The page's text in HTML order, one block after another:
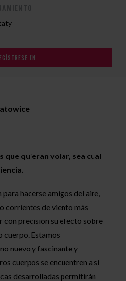
EN
que quieran volar, sea cual
para hacerse amigos del aire,
corrientes de viento más
con precisión su efecto sobre
cuerpo. Estamos
nuevo y fascinante y
cuerpos se encuentren a sí
desarrolladas permitirán